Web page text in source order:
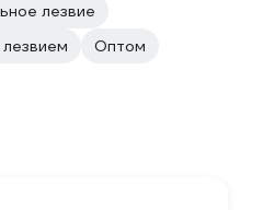
лезвие
Оптом